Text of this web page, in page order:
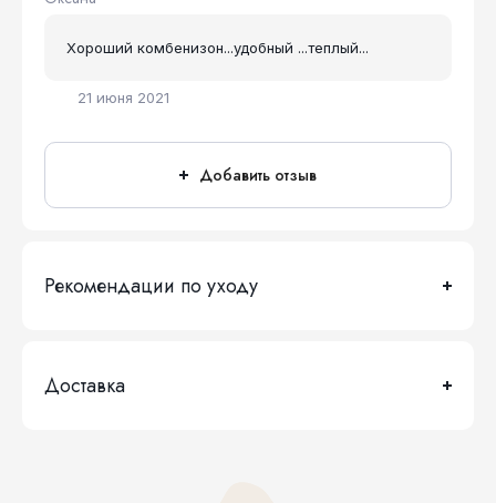
21 июня 2021
Хороший комбенизон...удобный ...теплый...
Добавить отзыв
Рекомендации по уходу
Доставка